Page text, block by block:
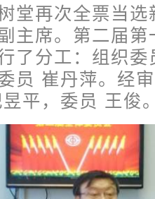
堂再次全票当
主席。第二届
了分工：组织
员 崔丹萍。经
平，委员 王俊